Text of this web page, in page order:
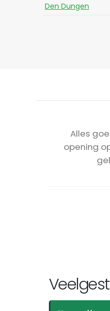
Den Dungen
Alles
opening